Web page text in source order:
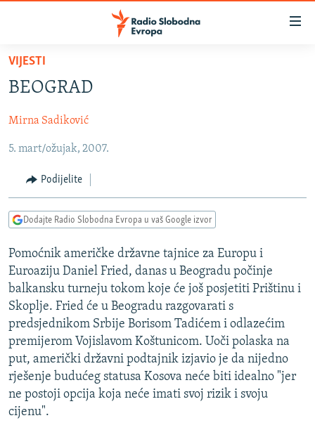
Pređite
glavni
Pređite
na
navigaciju
Pređite
na
pretragu
SRBIJA
KOSOVO
CRNA GORA
VIZUELNO
VIDEO
FOTOGALERIJE
INFOGRAFIKE
PODCASTI
RAT U UKRAJINI
KINA NA BALKANU
RSE PRIČE IZ SVIJETA
ISPRIČAJ MI
DNEVNO@RSE
SPECIJALI RSE
VIŠE OD NASLOVA
PRATITE NAS
VIJESTI
BEOGRAD
Mirna Sadiković
5. mart/ožujak, 2007.
Podijelite
Dodajte Radio Slobodna Evropa u vaš Google izvor
Pomoćnik američke državne tajnice za Europu i
Euroaziju Daniel Fried, danas u Beogradu počinje
balkansku turneju tokom koje će još posjetiti Prištinu i
Skoplje. Fried će u Beogradu razgovarati s
predsjednikom Srbije Borisom Tadićem i odlazećim
premijerom Vojislavom Koštunicom. Uoči polaska na
put, američki državni podtajnik izjavio je da nijedno
rješenje budućeg statusa Kosova neće biti idealno "jer
ne postoji opcija koja neće imati svoj rizik i svoju
cijenu".